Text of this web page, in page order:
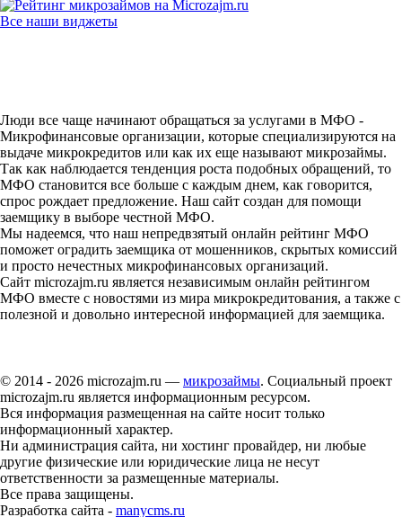
Все наши виджеты
Люди все чаще начинают обращаться за услугами в МФО -
Микрофинансовые организации, которые специализируются на
выдаче микрокредитов или как их еще называют микрозаймы.
Так как наблюдается тенденция роста подобных обращений, то
МФО становится все больше с каждым днем, как говорится,
спрос рождает предложение. Наш сайт создан для помощи
заемщику в выборе честной МФО.
Мы надеемся, что наш непредвзятый онлайн рейтинг МФО
поможет оградить заемщика от мошенников, скрытых комиссий
и просто нечестных микрофинансовых организаций.
Сайт microzajm.ru является независимым онлайн рейтингом
МФО вместе с новостями из мира микрокредитования, а также с
полезной и довольно интересной информацией для заемщика.
© 2014 - 2026 microzajm.ru — микрозаймы. Социальный проект
microzajm.ru является информационным ресурсом.
Вся информация размещенная на сайте носит только
информационный характер.
Ни администрация сайта, ни хостинг провайдер, ни любые
другие физические или юридические лица не несут
ответственности за размещенные материалы.
Все права защищены.
Разработка сайта - manycms.ru